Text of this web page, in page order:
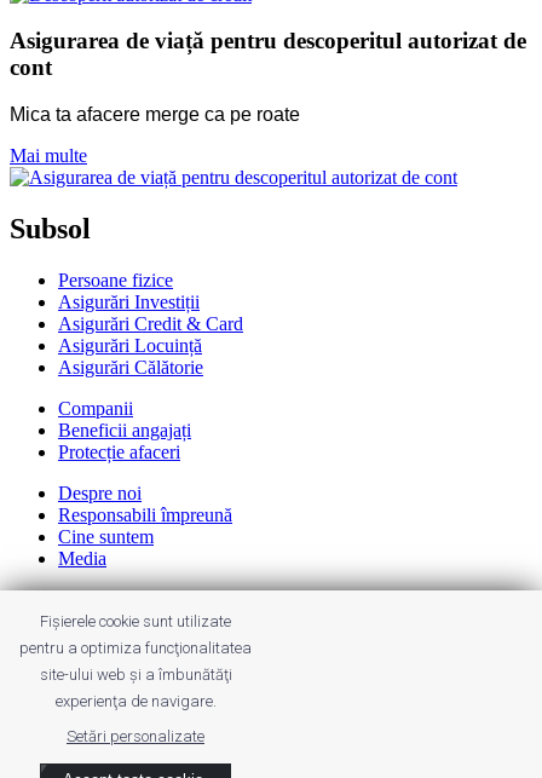
Asigurarea de viață pentru descoperitul autorizat de
cont
Mica ta afacere merge ca pe roate
Mai multe
Subsol
Persoane fizice
Asigurări Investiții
Asigurări Credit & Card
Asigurări Locuință
Asigurări Călătorie
Companii
Beneficii angajați
Protecție afaceri
Despre noi
Responsabili împreună
Cine suntem
Media
Cariere
Contact
Termeni & condiții
Protecția datelor
Sugestii & petiții
Fișierele cookie sunt utilizate
pentru a optimiza funcţionalitatea
site-ului web şi a îmbunătăţi
experienţa de navigare.
Setări personalizate